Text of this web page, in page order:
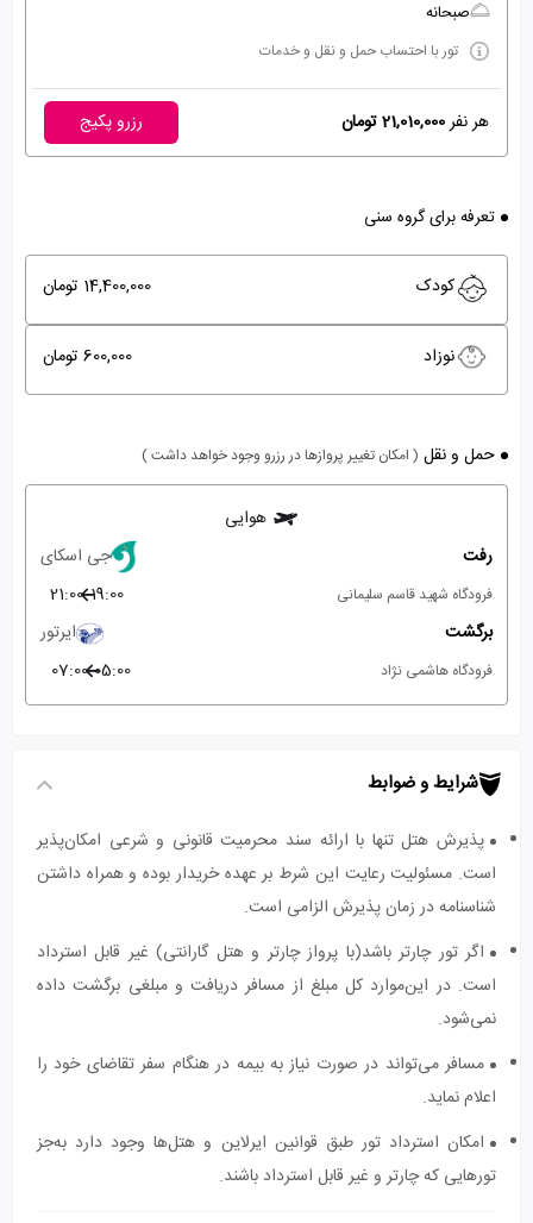
صبحانه
تور با احتساب حمل و نقل و خدمات
هر نفر21,010,000 تومان رزرو پکیج
تعرفه برای گروه سنی
کودک 14,400,000 تومان
نوزاد 600,000 تومان
حمل و نقل ( امکان تغییر پروازها در رزرو وجود خواهد داشت )
هوایی
رفت
جی اسکای
فرودگاه شهید قاسم سلیمانی 19:00
21:00
برگشت
ایرتور
فرودگاه هاشمی نژاد 05:00
07:00
شرایط و ضوابط
پذیرش هتل تنها با ارائه سند محرمیت قانونی و شرعی امکان‌پذیر
است. مسئولیت رعایت این شرط بر عهده خریدار بوده و همراه داشتن
شناسنامه در زمان پذیرش الزامی است.
اگر تور چارتر باشد(با پرواز چارتر و هتل گارانتی) غیر قابل استرداد
است. در این‌موارد کل مبلغ از مسافر دریافت و مبلغی برگشت داده
نمی‌شود.
مسافر می‌تواند در صورت نیاز به بیمه در هنگام سفر تقاضای خود را
اعلام نماید.
امکان استرداد تور طبق قوانین ایرلاین و هتل‌ها وجود دارد به‌جز
تورهایی که چارتر و غیر قابل استرداد باشند.